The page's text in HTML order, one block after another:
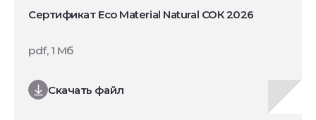
Сертификат Eco Material Natural СОК 2026
Скачать файл
pdf, 1 Мб